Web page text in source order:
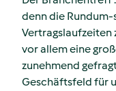
denn die
Vertragslaufzeiten
vor allem eine
zunehmend
Geschäftsfeld für